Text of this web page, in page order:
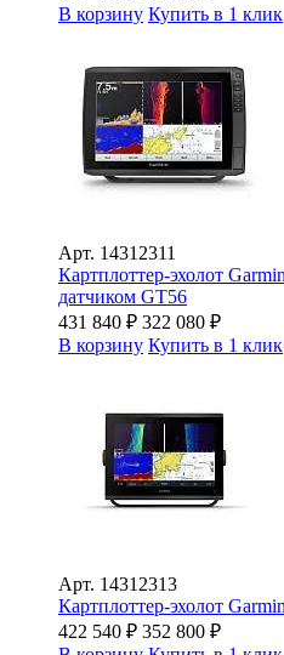
В корзину Купить в 1 клик
Арт. 14312311
Картплоттер-эхолот
датчиком GT56
431 840 ₽ 322 080 ₽
В корзину Купить в 1 клик
Арт. 14312313
Картплоттер-эхолот
422 540 ₽ 352 800 ₽